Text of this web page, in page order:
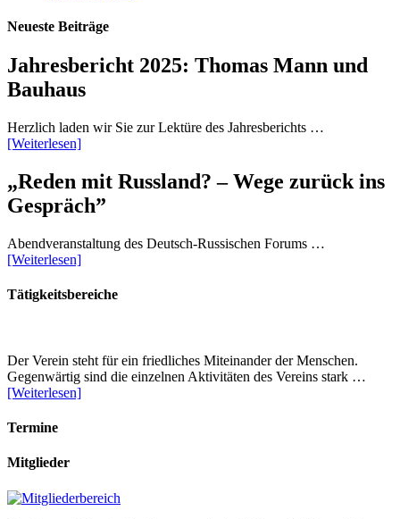
Neueste Beiträge
Jahresbericht 2025: Thomas Mann und
Bauhaus
Herzlich laden wir Sie zur Lektüre des Jahresberichts …
[Weiterlesen]
„Reden mit Russland? – Wege zurück ins
Gespräch”
Abendveranstaltung des Deutsch-Russischen Forums …
[Weiterlesen]
Tätigkeitsbereiche
Der Verein steht für ein friedliches Miteinander der Menschen.
Gegenwärtig sind die einzelnen Aktivitäten des Vereins stark …
[Weiterlesen]
Termine
Mitglieder